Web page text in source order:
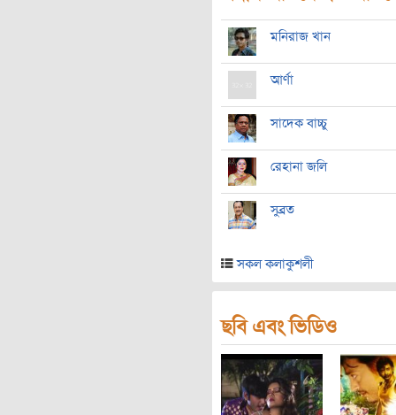
মনিরাজ খান
আর্ণা
সাদেক বাচ্চু
রেহানা জলি
সুব্রত
সকল কলাকুশলী
ছবি এবং ভিডিও